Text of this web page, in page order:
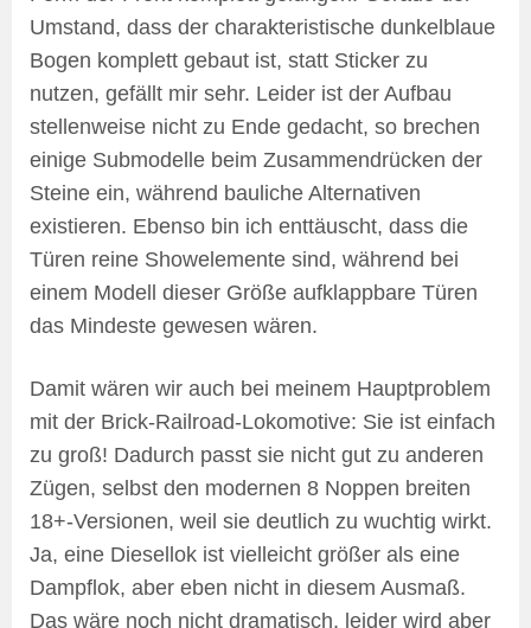
Umstand, dass der charakteristische dunkelblaue
Bogen komplett gebaut ist, statt Sticker zu
nutzen, gefällt mir sehr. Leider ist der Aufbau
stellenweise nicht zu Ende gedacht, so brechen
einige Submodelle beim Zusammendrücken der
Steine ein, während bauliche Alternativen
existieren. Ebenso bin ich enttäuscht, dass die
Türen reine Showelemente sind, während bei
einem Modell dieser Größe aufklappbare Türen
das Mindeste gewesen wären.
Damit wären wir auch bei meinem Hauptproblem
mit der Brick-Railroad-Lokomotive: Sie ist einfach
zu groß! Dadurch passt sie nicht gut zu anderen
Zügen, selbst den modernen 8 Noppen breiten
18+-Versionen, weil sie deutlich zu wuchtig wirkt.
Ja, eine Diesellok ist vielleicht größer als eine
Dampflok, aber eben nicht in diesem Ausmaß.
Das wäre noch nicht dramatisch, leider wird aber